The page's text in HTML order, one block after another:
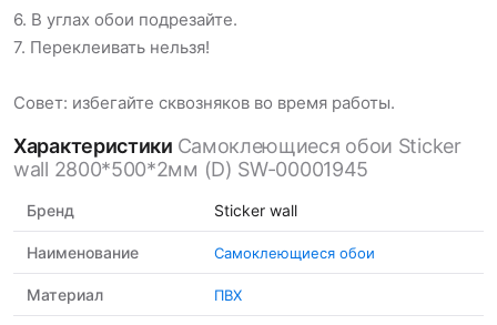
6. В углах обои подрезайте.
7. Переклеивать нельзя!
Совет: избегайте сквозняков во время работы.
Характеристики Самоклеющиеся обои Sticker
wall 2800*500*2мм (D) SW-00001945
Бренд Sticker wall
Наименование Самоклеющиеся обои
Материал ПВХ